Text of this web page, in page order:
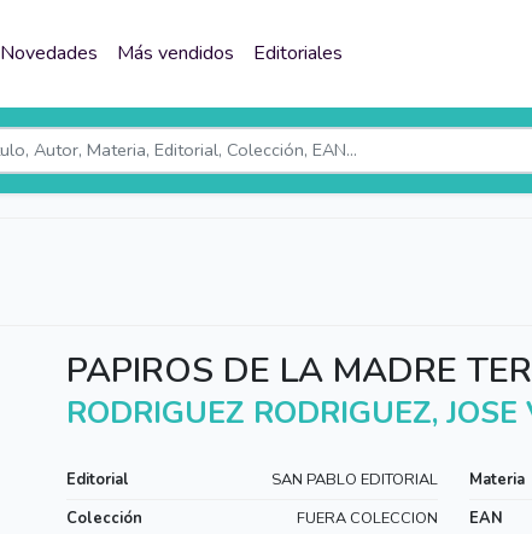
Novedades Más vendidos Editoriales
PAPIROS DE LA MADRE
RODRIGUEZ RODRIGUEZ, JOSE
Editorial SAN PABLO EDITORIAL Materia
Colección
FUERA COLECCION EAN